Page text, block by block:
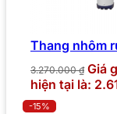
Thang nhôm
3.270.000₫ Giá
hiện tại là:
-15%